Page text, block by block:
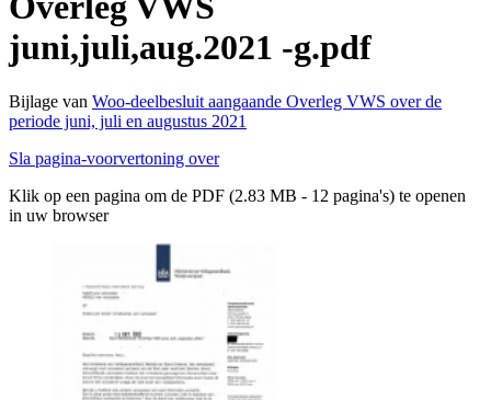
juni,juli,aug.2021 -g.pdf
Bijlage van Woo-deelbesluit aangaande Overleg VWS over de
periode juni, juli en augustus 2021
Sla pagina-voorvertoning over
Klik op een pagina om de PDF (2.83 MB - 12 pagina's) te openen
in uw browser